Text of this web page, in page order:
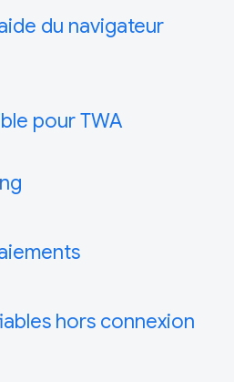
du navigateur
pour TWA
hors connexion